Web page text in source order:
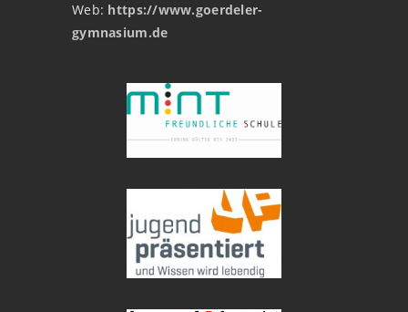
Web: https://www.goerdeler-
gymnasium.de